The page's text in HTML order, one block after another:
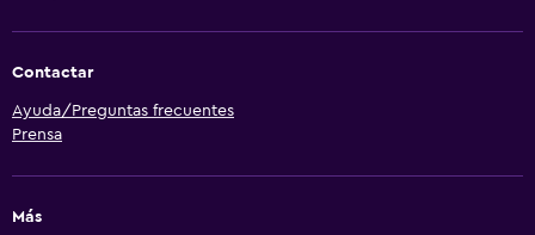
Contactar
Ayuda/Preguntas frecuentes
Prensa
Más